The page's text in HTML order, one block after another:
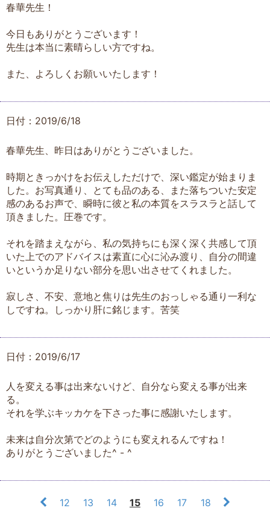
春華先生！
今日もありがとうございます！
先生は本当に素晴らしい方ですね。
また、よろしくお願いいたします！
日付：2019/6/18
春華先生、昨日はありがとうございました。
時期ときっかけをお伝えしただけで、深い鑑定が始まりま
した。お写真通り、とても品のある、また落ちついた安定
感のあるお声で、瞬時に彼と私の本質をスラスラと話して
頂きました。圧巻です。
それを踏まえながら、私の気持ちにも深く深く共感して頂
いた上でのアドバイスは素直に心に沁み渡り、自分の間違
いというか足りない部分を思い出させてくれました。
寂しさ、不安、意地と焦りは先生のおっしゃる通り一利な
しですね。しっかり肝に銘じます。苦笑
日付：2019/6/17
人を変える事は出来ないけど、自分なら変える事が出来
る。
それを学ぶキッカケを下さった事に感謝いたします。
未来は自分次第でどのようにも変えれるんですね！
ありがとうございました^ - ^
12 13 14 15 16 17 18